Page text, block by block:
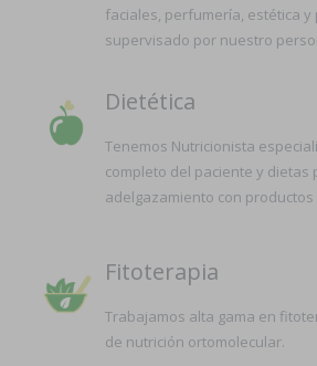
faciales, perfumería, estética y
supervisado por nuestro
Dietética
Tenemos Nutricionista
completo del paciente y dietas
adelgazamiento con
Fitoterapia
Trabajamos alta gama en
de nutrición ortomolecular.